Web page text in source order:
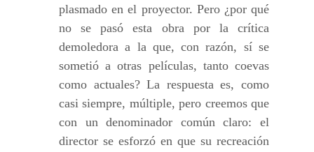
plasmado en el proyector. Pero ¿por qué
no se pasó esta obra por la crítica
demoledora a la que, con razón, sí se
sometió a otras películas, tanto coevas
como actuales? La respuesta es, como
casi siempre, múltiple, pero creemos que
con un denominador común claro: el
director se esforzó en que su recreación